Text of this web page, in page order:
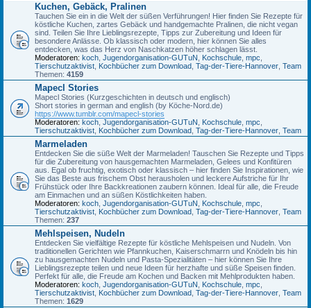
Kuchen, Gebäck, Pralinen
Tauchen Sie ein in die Welt der süßen Verführungen! Hier finden Sie Rezepte für
köstliche Kuchen, zartes Gebäck und handgemachte Pralinen, die nicht vegan
sind. Teilen Sie Ihre Lieblingsrezepte, Tipps zur Zubereitung und Ideen für
besondere Anlässe. Ob klassisch oder modern, hier können Sie alles
entdecken, was das Herz von Naschkatzen höher schlagen lässt.
Moderatoren: koch Jugendorganisation-GUTuN Kochschule mpc
Tierschutzaktivist Kochbücher zum Download Tag-der-Tiere-Hannover Team
Themen: 4159
Mapecl Stories
Mapecl Stories (Kurzgeschichten in deutsch und englisch)
Short stories in german and english (by Köche-Nord.de)
https://www.tumblr.com/mapecl-stories
Moderatoren: koch Jugendorganisation-GUTuN Kochschule mpc
Tierschutzaktivist Kochbücher zum Download Tag-der-Tiere-Hannover Team
Marmeladen
Entdecken Sie die süße Welt der Marmeladen! Tauschen Sie Rezepte und Tipps
für die Zubereitung von hausgemachten Marmeladen, Gelees und Konfitüren
aus. Egal ob fruchtig, exotisch oder klassisch – hier finden Sie Inspirationen, wie
Sie das Beste aus frischem Obst herausholen und leckere Aufstriche für Ihr
Frühstück oder Ihre Backkreationen zaubern können. Ideal für alle, die Freude
am Einmachen und an süßen Köstlichkeiten haben.
Moderatoren: koch Jugendorganisation-GUTuN Kochschule mpc
Tierschutzaktivist Kochbücher zum Download Tag-der-Tiere-Hannover Team
Themen: 237
Mehlspeisen, Nudeln
Entdecken Sie vielfältige Rezepte für köstliche Mehlspeisen und Nudeln. Von
traditionellen Gerichten wie Pfannkuchen, Kaiserschmarrn und Knödeln bis hin
zu hausgemachten Nudeln und Pasta-Spezialitäten – hier können Sie Ihre
Lieblingsrezepte teilen und neue Ideen für herzhafte und süße Speisen finden.
Perfekt für alle, die Freude am Kochen und Backen mit Mehlprodukten haben.
Moderatoren: koch Jugendorganisation-GUTuN Kochschule mpc
Tierschutzaktivist Kochbücher zum Download Tag-der-Tiere-Hannover Team
Themen: 1629